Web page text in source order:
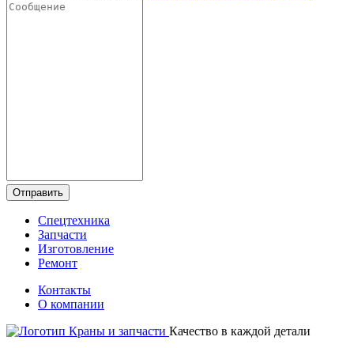
Отправить
Спецтехника
Запчасти
Изготовление
Ремонт
Контакты
О компании
Качество в каждой детали